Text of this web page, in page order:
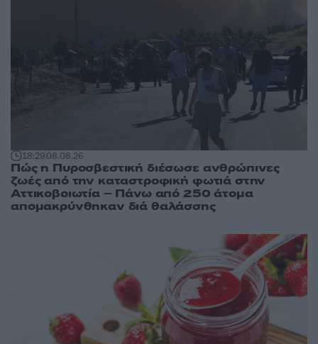
18:2908.08.26
Πώς η Πυροσβεστική διέσωσε ανθρώπινες
ζωές από την καταστροφική φωτιά στην
Αττικοβοιωτία – Πάνω από 250 άτομα
απομακρύνθηκαν διά θαλάσσης